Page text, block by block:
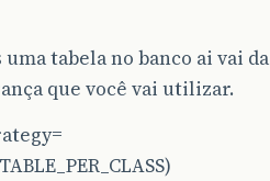
tabela no banco ai vai da
que você vai utilizar.